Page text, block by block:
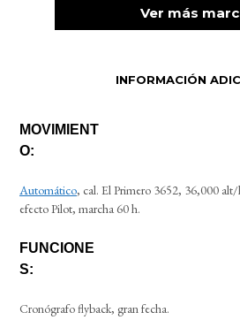
Ver más
INFORMACIÓN
MOVIMIENT
O:
Automático, cal. El Primero 3652, 36,000
efecto Pilot, marcha 60 h.
FUNCIONE
S:
Cronógrafo flyback, gran fecha.